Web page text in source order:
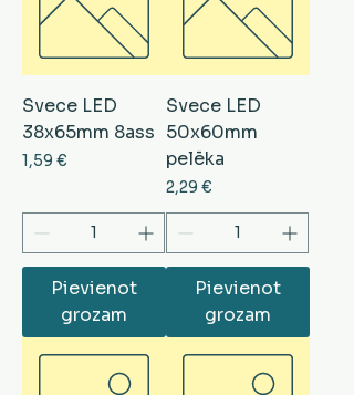
Svece LED
38x65mm 8ass
Cena
1,59 €
Pievienot
grozam
Svece LED
50x60mm
pelēka
Cena
2,29 €
Pievienot
grozam